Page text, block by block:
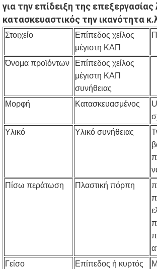
για την επίδειξη της
κατασκευαστικός την ικανότητα
Στοιχείο
Επίπεδος χείλος
μέγιστη ΚΑΠ
Όνομα προϊόντων
Επίπεδος χείλος
μέγιστη ΚΑΠ
συνήθειας
Μορφή
Κατασκευασμένος
Υλικό
Υλικό συνήθειας
Πίσω περάτωση
Πλαστική πόρπη
Γείσο
Επίπεδος ή κυρτός